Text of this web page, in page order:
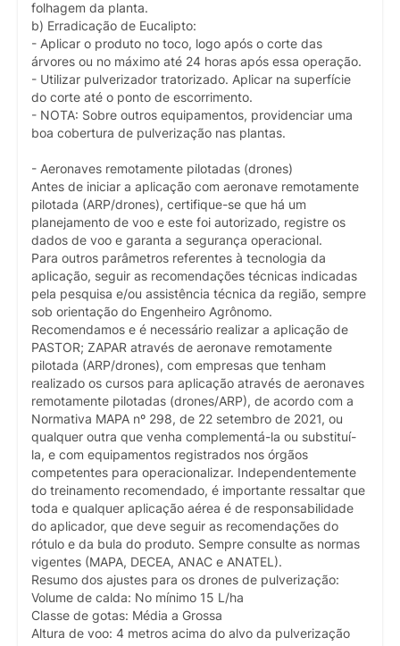
folhagem da planta.
b) Erradicação de Eucalipto:
- Aplicar o produto no toco, logo após o corte das
árvores ou no máximo até 24 horas após essa operação.
- Utilizar pulverizador tratorizado. Aplicar na superfície
do corte até o ponto de escorrimento.
- NOTA: Sobre outros equipamentos, providenciar uma
boa cobertura de pulverização nas plantas.
- Aeronaves remotamente pilotadas (drones)
Antes de iniciar a aplicação com aeronave remotamente
pilotada (ARP/drones), certifique-se que há um
planejamento de voo e este foi autorizado, registre os
dados de voo e garanta a segurança operacional.
Para outros parâmetros referentes à tecnologia da
aplicação, seguir as recomendações técnicas indicadas
pela pesquisa e/ou assistência técnica da região, sempre
sob orientação do Engenheiro Agrônomo.
Recomendamos e é necessário realizar a aplicação de
PASTOR; ZAPAR através de aeronave remotamente
pilotada (ARP/drones), com empresas que tenham
realizado os cursos para aplicação através de aeronaves
remotamente pilotadas (drones/ARP), de acordo com a
Normativa MAPA nº 298, de 22 setembro de 2021, ou
qualquer outra que venha complementá-la ou substituí-
la, e com equipamentos registrados nos órgãos
competentes para operacionalizar. Independentemente
do treinamento recomendado, é importante ressaltar que
toda e qualquer aplicação aérea é de responsabilidade
do aplicador, que deve seguir as recomendações do
rótulo e da bula do produto. Sempre consulte as normas
vigentes (MAPA, DECEA, ANAC e ANATEL).
Resumo dos ajustes para os drones de pulverização:
Volume de calda: No mínimo 15 L/ha
Classe de gotas: Média a Grossa
Altura de voo: 4 metros acima do alvo da pulverização